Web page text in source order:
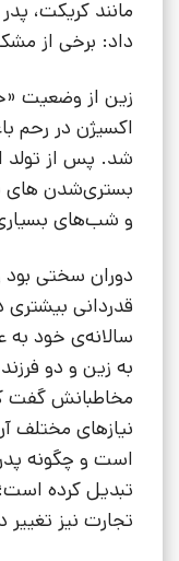
مانند کریکت،
داد: برخی از
زین از وضعیت
اکسیژن در رحم
شد. پس از تولد
بستری‌شدن های
و شب‌های
دوران سختی بود
قدردانی بیشتری
سالانه‌ی خود به
به زین و دو
مخاطبانش گفت
نیازهای مختلف
است و چگونه
تبدیل کرده
تجارت نیز تغییر